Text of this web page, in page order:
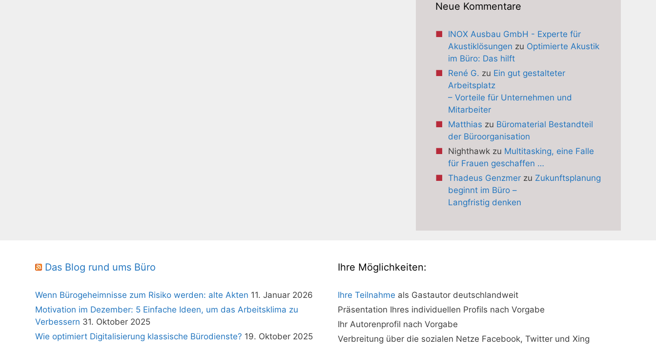
Neue Kommentare
INOX Ausbau GmbH - Experte für
Akustiklösungen zu Optimierte Akustik
im Büro: Das hilft
René G. zu Ein gut gestalteter
Arbeitsplatz
– Vorteile für Unternehmen und
Mitarbeiter
Matthias zu Büromaterial Bestandteil
der Büroorganisation
Nighthawkzu Multitasking, eine Falle
für Frauen geschaffen …
Thadeus Genzmerzu Zukunftsplanung
beginnt im Büro –
Langfristig denken
Das Blog rund ums Büro
Wenn Bürogeheimnisse zum Risiko werden: alte Akten 11. Januar 2026
Motivation im Dezember: 5 Einfache Ideen, um das Arbeitsklima zu
Verbessern 31. Oktober 2025
Wie optimiert Digitalisierung klassische Bürodienste? 19. Oktober 2025
Ihre Möglichkeiten:
Ihre Teilnahme als Gastautor deutschlandweit
Präsentation Ihres individuellen Profils nach Vorgabe
Ihr Autorenprofil nach Vorgabe
Verbreitung über die sozialen Netze Facebook, Twitter und Xing